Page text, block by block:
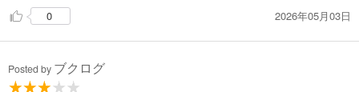
0 2026年05月03日
Posted by ブクログ